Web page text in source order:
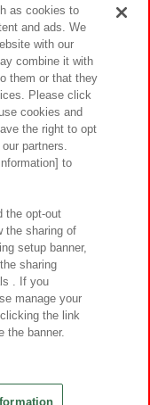
サイトポリシー
ティ方針と検証結果
ご質問・お問い合わせ
Inc.
Inc.
Reserved.
as cookies to
and ads. We
with our
combine it with
them or that they
Please click
cookies and
the right to opt
partners.
to
the opt-out
the sharing of
setup banner,
sharing
. If you
manage your
the link
the banner.